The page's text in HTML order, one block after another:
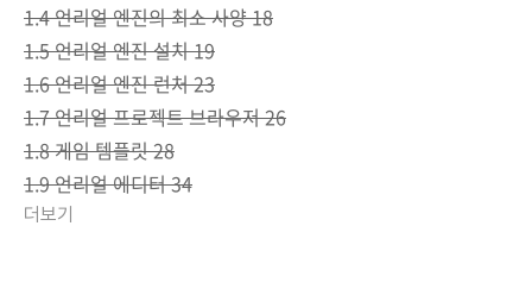
1.4 언리얼 엔진의 최소 사양 18
1.5 언리얼 엔진 설치 19
1.6 언리얼 엔진 런처 23
1.7 언리얼 프로젝트 브라우저 26
1.8 게임 템플릿 28
1.9 언리얼 에디터 34
더보기